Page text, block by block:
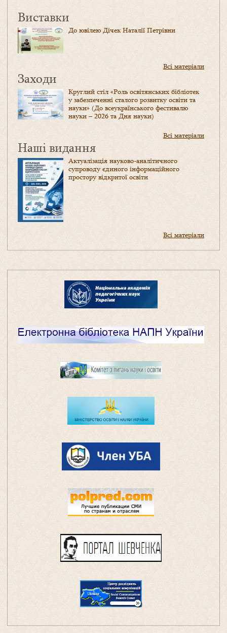
Виставки
До ювілею Дічек Наталії Петрівни
Всі матеріали
Заходи
Круглий стіл «Роль освітянських бібліотек
у забезпеченні сталого розвитку освіти та
науки» (До всеукраїнського фестивалю
науки – 2026 та Дня науки)
Всі матеріали
Наші видання
Актуалізація науково-аналітичного
супроводу єдиного інформаційного
простору відкритої освіти
Всі матеріали